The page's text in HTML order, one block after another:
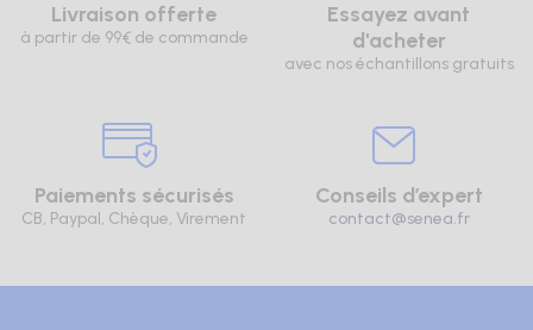
Livraison offerte
à partir de 99€ de commande
Essayez avant
d'acheter
avec nos échantillons gratuits
Paiements sécurisés
CB, Paypal, Chèque, Virement
Conseils d’expert
contact@senea.fr